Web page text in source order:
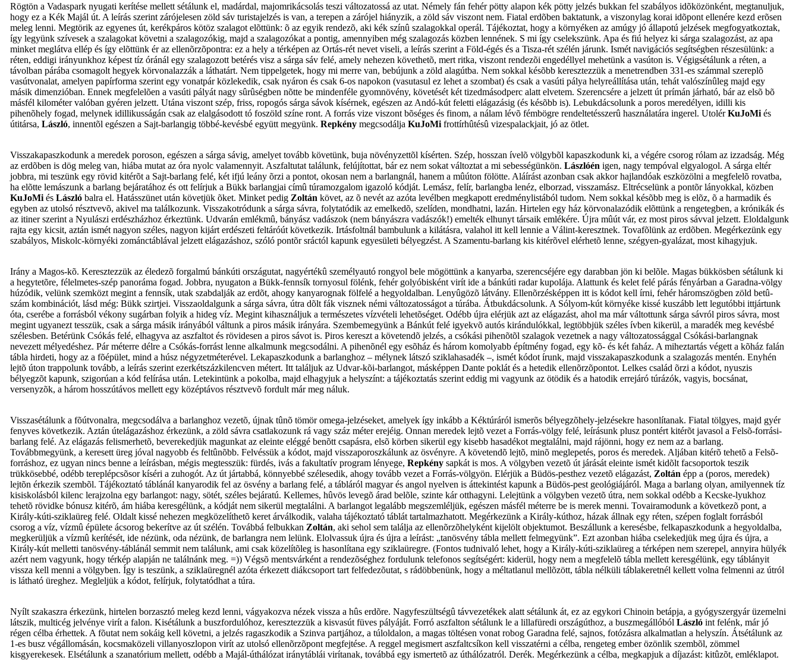
Rögtön a Vadaspark nyugati kerítése mellett sétálunk el, madárdal, majomrikácsolás teszi változatossá az utat. Némely fán fehér pötty alapon kék pötty jelzés bukkan fel szabályos idõközönként, megtanuljuk,
hogy ez a Kék Majál út. A leírás szerint zárójelesen zöld sáv turistajelzés is van, a terepen a zárójel hiányzik, a zöld sáv viszont nem. Fiatal erdõben baktatunk, a viszonylag korai idõpont ellenére kezd erõsen
meleg lenni. Megtörik az egyenes út, kerékpáros kötöz szalagot elõttünk: õ az egyik rendezõ, aki kék színû szalagokkal operál. Tájékoztat, hogy a környéken az amúgy jó állapotú jelzések megfogyatkoztak,
így legyünk szívesek a szalagokat követni a szalagozókig, majd a szalagozókat a pontig, amennyiben még szalagozás közben lennének. S mi így cselekszünk. Apa és fiú helyez ki sárga szalagozást, az apa
minket meglátva ellép és így elõttünk ér az ellenõrzõpontra: ez a hely a térképen az Ortás-rét nevet viseli, a leírás szerint a Föld-égés és a Tisza-rét szélén járunk. Ismét navigációs segítségben részesülünk: a
réten, eddigi irányunkhoz képest tíz óránál egy szalagozott betérés visz a sárga sáv felé, amely nehezen követhetõ, mert ritka, viszont rendezõi engedéllyel mehetünk a vasúton is. Végigsétálunk a réten, a
távolban párába csomagolt hegyek körvonalazzák a láthatárt. Nem tippelgetek, hogy mi merre van, bebújunk a zöld alagútba. Nem sokkal késõbb keresztezzük a menetrendben 331-es számmal szereplõ
vasútvonalat, amelyen papírforma szerint egy vonatpár közlekedik, csak nyáron és csak 6-os napokon (vasutasul ez lehet a szombat) és csak a vasúti pálya helyreállítása után, tehát valószínûleg majd egy
másik dimenzióban. Ennek megfelelõen a vasúti pályát nagy sûrûségben nõtte be mindenféle gyomnövény, követését két tizedmásodperc alatt elvetem. Szerencsére a jelzett út prímán járható, bár az elsõ bõ
másfél kilométer valóban gyéren jelzett. Utána viszont szép, friss, ropogós sárga sávok kísérnek, egészen az Andó-kút feletti elágazásig (és késõbb is). Lebukdácsolunk a poros meredélyen, idilli kis
pihenõhely fogad, melynek idillikusságán csak az elalgásodott tó foszöld színe ront. A forrás vize viszont bõséges és finom, a nálam lévõ fémbögre rendeltetésszerû használatára ingerel. UtolérKuJoMi és
útitársa, László, innentõl egészen a Sajt-barlangig többé-kevésbé együtt megyünk. Repkény megcsodálja KuJoMi frottírhûtésû vizespalackjait, jó az ötlet.
Visszakapaszkodunk a meredek poroson, egészen a sárga sávig, amelyet tovább követünk, buja növényzettõl kísérten. Szép, hosszan ívelõ völgybõl kapaszkodunk ki, a végére csorog rólam az izzadság. Még
az erdõben is dög meleg van, hiába mutat az óra nyolc valamennyit. Aszfaltutat találunk, felújítottat, bár ez nem sokat változtat a mi sebességünkön. Lászlóén igen, nagy tempóval elgyalogol. A sárga eltér
jobbra, mi teszünk egy rövid kitérõt a Sajt-barlang felé, két ifjú leány õrzi a pontot, okosan nem a barlangnál, hanem a mûúton fölötte. Aláírást azonban csak akkor hajlandóak eszközölni a megfelelõ rovatba,
ha elõtte lemászunk a barlang bejáratához és ott felírjuk a Bükk barlangjai címû túramozgalom igazoló kódját. Lemász, felír, barlangba lenéz, elborzad, visszamász. Eltrécselünk a pontõr lányokkal, közben
KuJoMi és László balra el. Hatásszünet után követjük õket. Minket pedig Zoltán követ, az õ nevét az azóta levélben megkapott eredménylistából tudom. Nem sokkal késõbb meg is elõz, õ a harmadik és
egyben az utolsó résztvevõ, akivel ma találkozunk. Visszakotródunk a sárga sávra, folytatódik az emelkedõ, szelíden, mondhatni, lazán. Hirtelen egy ház körvonalazódik elõttünk a rengetegben, a krónikák és
az itiner szerint a Nyulászi erdészházhoz érkeztünk. Udvarán emlékmû, bányász vadászok (nem bányászra vadászók!) emelték elhunyt társaik emlékére. Újra mûút vár, ez most piros sávval jelzett. Eloldalgunk
rajta egy kicsit, aztán ismét nagyon széles, nagyon kijárt erdészeti feltáróút következik. Irtásfoltnál bambulunk a kilátásra, valahol itt kell lennie a Válint-keresztnek. Tovafõlünk az erdõben. Megérkezünk egy
szabályos, Miskolc-környéki zománctáblával jelzett elágazáshoz, szóló pontõr sráctól kapunk egyesületi bélyegzést. A Szamentu-barlang kis kitérõvel elérhetõ lenne, szégyen-gyalázat, most kihagyjuk.
Irány a Magos-kõ. Keresztezzük az éledezõ forgalmú bánkúti országutat, nagyértékû személyautó rongyol bele mögöttünk a kanyarba, szerencséjére egy darabban jön ki belõle. Magas bükkösben sétálunk ki
a hegytetõre, félelmetes-szép panoráma fogad. Jobbra, nyugaton a Bükk-fennsík tornyosul fölénk, fehér golyóbisként virít ide a bánkúti radar kupolája. Alattunk és kelet felé párás fényárban a Garadna-völgy
húzódik, velünk szemközt megint a fennsík, utak szabdalják az erdõt, ahogy kanyarognak fölfelé a hegyoldalban. Lenyûgözõ látvány. Ellenõrzésképpen itt is kódot kell írni, fehér háromszögben zöld betû-
szám kombinációt, lásd még: Bükk szirtjei. Visszaoldalgunk a sárga sávra, útra dõlt fák visznek némi változatosságot a túrába. Átbukdácsolunk. A Sólyom-kút környéke kissé kuszább lett legutóbbi ittjártunk
óta, cserébe a forrásból vékony sugárban folyik a hideg víz. Megint kihasználjuk a természetes vízvételi lehetõséget. Odébb újra elérjük azt az elágazást, ahol ma már váltottunk sárga sávról piros sávra, most
megint ugyanezt tesszük, csak a sárga másik irányából váltunk a piros másik irányára. Szembemegyünk a Bánkút felé igyekvõ autós kirándulókkal, legtöbbjük széles ívben kikerül, a maradék meg kevésbé
szélesben. Betérünk Csókás felé, elhagyva az aszfaltot és rövidesen a piros sávot is. Piros kereszt a követendõ jelzés, a csókási pihenõtõl szalagok vezetnek a nagy változatossággal Csókási-barlangnak
nevezett mélyedéshez. Pár méterre délre a Csókás-forrást lenne alkalmunk megcsodálni. A pihenõnél egy esõház és három komolyabb építmény fogad, egy kõ- és két faház. A miheztartás végett a kõház falán
tábla hirdeti, hogy az a fõépület, mind a húsz négyzetméterével. Lekapaszkodunk a barlanghoz – mélynek látszó sziklahasadék –, ismét kódot írunk, majd visszakapaszkodunk a szalagozás mentén. Enyhén
lejtõ úton trappolunk tovább, a leírás szerint ezerkétszázkilencven métert. Itt találjuk az Udvar-kõi-barlangot, másképpen Dante poklát és a hetedik ellenõrzõpontot. Lelkes család õrzi a kódot, nyuszis
bélyegzõt kapunk, szigorúan a kód felírása után. Letekintünk a pokolba, majd elhagyjuk a helyszínt: a tájékoztatás szerint eddig mi vagyunk az ötödik és a hatodik errejáró túrázók, vagyis, bocsánat,
versenyzõk, a három hosszútávos mellett egy középtávos résztvevõ fordult már meg náluk.
Visszasétálunk a fõútvonalra, megcsodálva a barlanghoz vezetõ, újnak tûnõ tömör omega-jelzéseket, amelyek így inkább a Kéktúráról ismerõs bélyegzõhely-jelzésekre hasonlítanak. Fiatal tölgyes, majd gyér
fenyves következik. Aztán útelágazáshoz érkezünk, a zöld sávra csatlakozunk rá vagy száz méter erejéig. Onnan meredek lejtõ vezet a Forrás-völgy felé, leírásunk plusz pontért kitérõt javasol a Felsõ-forrási-
barlang felé. Az elágazás felismerhetõ, beverekedjük magunkat az eleinte eléggé benõtt csapásra, elsõ körben sikerül egy kisebb hasadékot megtalálni, majd rájönni, hogy ez nem az a barlang.
Továbbmegyünk, a keresett üreg jóval nagyobb és feltûnõbb. Felvéssük a kódot, majd visszaporoszkálunk az ösvényre. A követendõ lejtõ, minõ meglepetés, poros és meredek. Aljában kitérõ tehetõ a Felsõ-
forráshoz, ez ugyan nincs benne a leírásban, mégis megtesszük: fürdés, ivás a fakultatív program lényege, Repkény sapkát is mos. A völgyben vezetõ út járását eleinte ismét kidõlt facsoportok teszik
trükkösebbé, odébb tereplépcsõsor kíséri a zuhogót. Az út jártabbá, könnyebbé szélesedik, ahogy tovább vezet a Forrás-völgyön. Elérjük a Büdös-pesthez vezetõ elágazást, Zoltán épp a (poros, meredek)
lejtõn érkezik szembõl. Tájékoztató táblánál kanyarodik fel az ösvény a barlang felé, a tábláról magyar és angol nyelven is áttekintést kapunk a Büdös-pest geológiájáról. Maga a barlang olyan, amilyennek tíz
kisiskolásból kilenc lerajzolna egy barlangot: nagy, sötét, széles bejáratú. Kellemes, hûvös levegõ árad belõle, szinte kár otthagyni. Lelejtünk a völgyben vezetõ útra, nem sokkal odébb a Kecske-lyukhoz
tehetõ rövidke bónusz kitérõ, ám hiába keresgélünk, a kódját nem sikerül megtalálni. A barlangot legalább megszemléljük, egészen másfél méterre be is merek menni. Tovairamodunk a következõ pont, a
Király-kúti-sziklaüreg felé. Oldalt kissé nehezen megközelíthetõ keret árválkodik, valaha tájékoztató táblát tartalmazhatott. Megérkezünk a Király-kúthoz, házak állnak egy réten, szépen foglalt forrásból
csorog a víz, vízmû épülete ácsorog bekerítve az út szélén. Továbbá felbukkan Zoltán, aki sehol sem találja az ellenõrzõhelyként kijelölt objektumot. Beszállunk a keresésbe, felkapaszkodunk a hegyoldalba,
megkerüljük a vízmû kerítését, ide nézünk, oda nézünk, de barlangra nem lelünk. Elolvassuk újra és újra a leírást: „tanösvény tábla mellett felmegyünk”. Ezt azonban hiába cselekedjük meg újra és újra, a
Király-kút melletti tanösvény-táblánál semmit nem találunk, ami csak közelítõleg is hasonlítana egy sziklaüregre. (Fontos tudnivaló lehet, hogy a Király-kúti-sziklaüreg a térképen nem szerepel, annyira hülyék
azért nem vagyunk, hogy térkép alapján ne találnánk meg. =)) Végsõ mentsvárként a rendezõséghez fordulunk telefonos segítségért: kiderül, hogy nem a megfelelõ tábla mellett keresgélünk, egy táblányit
vissza kell menni a völgyben. Így is teszünk, a sziklaüregnél azóta érkezett diákcsoport tart felfedezõutat, s rádöbbenünk, hogy a méltatlanul mellõzött, tábla nélküli táblakeretnél kellett volna felmenni az útról
is látható üreghez. Megleljük a kódot, felírjuk, folytatódhat a túra.
Nyílt szakaszra érkezünk, hirtelen borzasztó meleg kezd lenni, vágyakozva nézek vissza a hûs erdõre. Nagyfeszültségû távvezetékek alatt sétálunk át, ez az egykori Chinoin betápja, a gyógyszergyár üzemelni
látszik, multicég jelvénye virít a falon. Kisétálunk a buszfordulóhoz, keresztezzük a kisvasút füves pályáját. Forró aszfalton sétálunk le a lillafüredi országúthoz, a buszmegállóból László int felénk, már jó
régen célba érhettek. A fõutat nem sokáig kell követni, a jelzés ragaszkodik a Szinva partjához, a túloldalon, a magas töltésen vonat robog Garadna felé, sajnos, fotózásra alkalmatlan a helyszín. Átsétálunk az
1-es busz végállomásán, kocsmaközeli villanyoszlopon virít az utolsó ellenõrzõpont megfejtése. A reggel megismert aszfaltcsíkon kell visszatérni a célba, rengeteg ember özönlik szembõl, zömmel
kisgyerekesek. Elsétálunk a szanatórium mellett, odébb a Majál-úthálózat iránytáblái virítanak, továbbá egy ismertetõ az úthálózatról. Derék. Megérkezünk a célba, megkapjuk a díjazást: kitûzõt, emléklapot.